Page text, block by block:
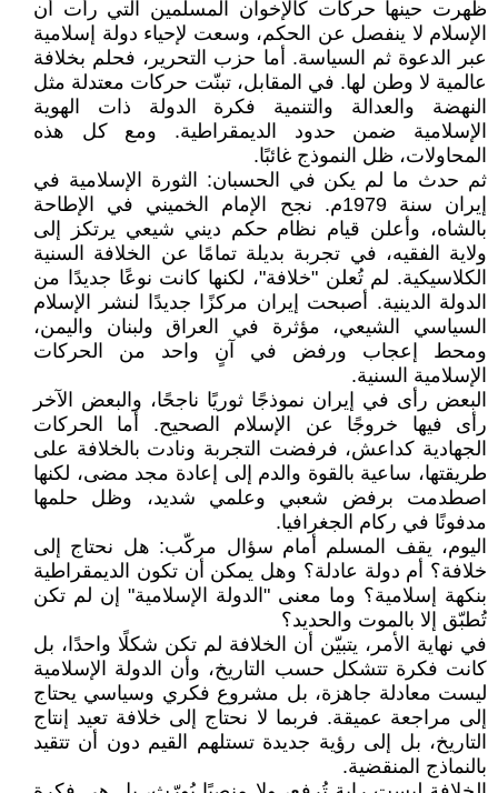
ظهرت حينها حركات كالإخوان المسلمين التي رأت أن
الإسلام لا ينفصل عن الحكم، وسعت لإحياء دولة إسلامية
عبر الدعوة ثم السياسة. أما حزب التحرير، فحلم بخلافة
عالمية لا وطن لها. في المقابل، تبنّت حركات معتدلة مثل
النهضة والعدالة والتنمية فكرة الدولة ذات الهوية
الإسلامية ضمن حدود الديمقراطية. ومع كل هذه
المحاولات، ظل النموذج غائبًا.
ثم حدث ما لم يكن في الحسبان: الثورة الإسلامية في
إيران سنة 1979م. نجح الإمام الخميني في الإطاحة
بالشاه، وأعلن قيام نظام حكم ديني شيعي يرتكز إلى
ولاية الفقيه، في تجربة بديلة تمامًا عن الخلافة السنية
الكلاسيكية. لم تُعلن "خلافة"، لكنها كانت نوعًا جديدًا من
الدولة الدينية. أصبحت إيران مركزًا جديدًا لنشر الإسلام
السياسي الشيعي، مؤثرة في العراق ولبنان واليمن،
ومحط إعجاب ورفض في آنٍ واحد من الحركات
الإسلامية السنية.
البعض رأى في إيران نموذجًا ثوريًا ناجحًا، والبعض الآخر
رأى فيها خروجًا عن الإسلام الصحيح. أما الحركات
الجهادية كداعش، فرفضت التجربة ونادت بالخلافة على
طريقتها، ساعية بالقوة والدم إلى إعادة مجد مضى، لكنها
اصطدمت برفض شعبي وعلمي شديد، وظل حلمها
مدفونًا في ركام الجغرافيا.
اليوم، يقف المسلم أمام سؤال مركّب: هل نحتاج إلى
خلافة؟ أم دولة عادلة؟ وهل يمكن أن تكون الديمقراطية
بنكهة إسلامية؟ وما معنى "الدولة الإسلامية" إن لم تكن
تُطبّق إلا بالموت والحديد؟
في نهاية الأمر، يتبيّن أن الخلافة لم تكن شكلًا واحدًا، بل
كانت فكرة تتشكل حسب التاريخ، وأن الدولة الإسلامية
ليست معادلة جاهزة، بل مشروع فكري وسياسي يحتاج
إلى مراجعة عميقة. فربما لا نحتاج إلى خلافة تعيد إنتاج
التاريخ، بل إلى رؤية جديدة تستلهم القيم دون أن تتقيد
بالنماذج المنقضية.